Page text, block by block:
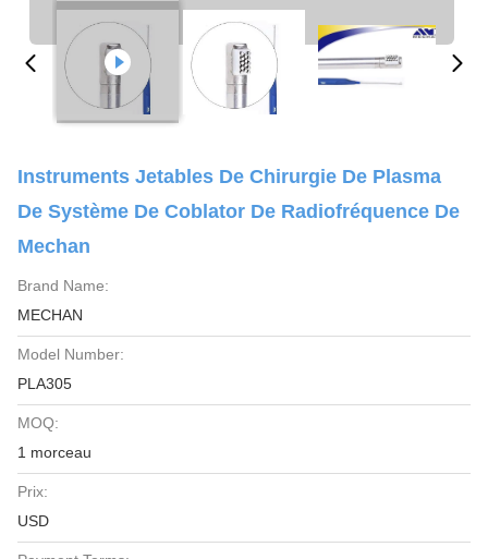
Instruments Jetables De Chirurgie De Plasma
De Système De Coblator De Radiofréquence De
Mechan
Brand Name:
MECHAN
Model Number:
PLA305
MOQ:
1 morceau
Prix:
USD